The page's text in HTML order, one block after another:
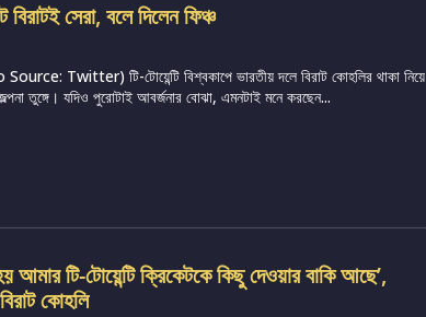
বিরাটই সেরা, বলে দিলেন ফিঞ্চ
Twitter) টি-টোয়েন্টি বিশ্বকাপে ভারতীয় দলে বিরাট কোহলির থাকা নিয়ে
তুঙ্গে। যদিও পুরোটাই আবর্জনার বোঝা, এমনটাই মনে করছেন...
আমার টি-টোয়েন্টি ক্রিকেটকে কিছু দেওয়ার বাকি আছে’,
কোহলি